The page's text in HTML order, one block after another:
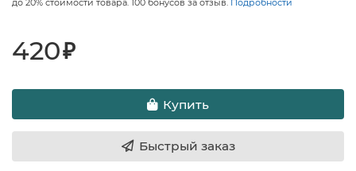
до 20% стоимости товара. 100 бонусов за отзыв. Подробности
420₽
Купить
Быстрый заказ